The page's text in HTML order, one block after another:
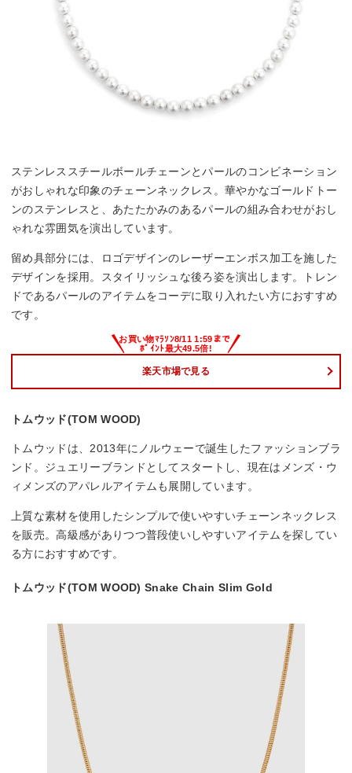
ステンレススチールボールチェーンとパールのコンビネーション
がおしゃれな印象のチェーンネックレス。華やかなゴールドトー
ンのステンレスと、あたたかみのあるパールの組み合わせがおし
ゃれな雰囲気を演出しています。
留め具部分には、ロゴデザインのレーザーエンボス加工を施した
デザインを採用。スタイリッシュな後ろ姿を演出します。トレン
ドであるパールのアイテムをコーデに取り入れたい方におすすめ
です。
楽天市場で見る
トムウッド(TOM WOOD)
トムウッドは、2013年にノルウェーで誕生したファッションブラ
ンド。ジュエリーブランドとしてスタートし、現在はメンズ・ウ
ィメンズのアパレルアイテムも展開しています。
上質な素材を使用したシンプルで使いやすいチェーンネックレス
を販売。高級感がありつつ普段使いしやすいアイテムを探してい
る方におすすめです。
トムウッド(TOM WOOD) Snake Chain Slim Gold